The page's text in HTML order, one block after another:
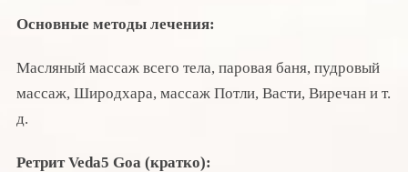
Основные методы лечения:
Масляный массаж всего тела, паровая баня, пудровый
массаж, Широдхара, массаж Потли, Васти, Виречан и т.
д.
Ретрит Veda5 Goa (кратко):